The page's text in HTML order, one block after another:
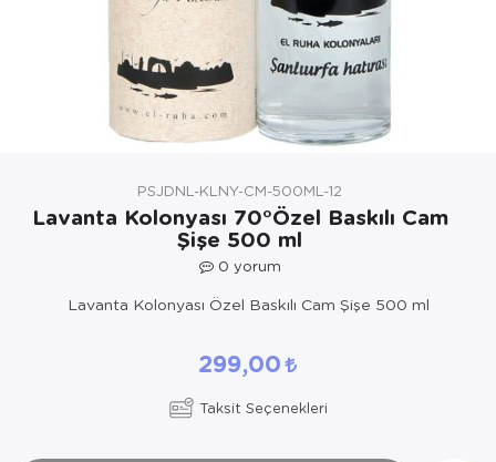
Kozmetik, Kişisel Bakım ve Sağlık
PSJDNL-KLNY-CM-500ML-12
Lavanta Kolonyası 70°Özel Baskılı Cam
Şişe 500 ml
0 yorum
Lavanta Kolonyası Özel Baskılı Cam Şişe 500 ml
299,00
Taksit Seçenekleri